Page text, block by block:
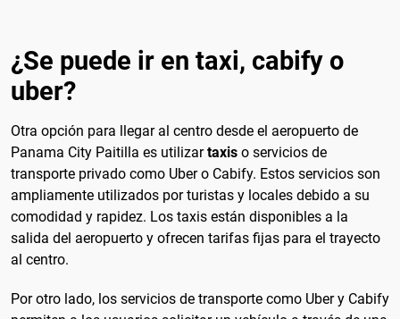
¿Se puede ir en taxi, cabify o
uber?
Otra opción para llegar al centro desde el aeropuerto de
Panama City Paitilla es utilizartaxis o servicios de
transporte privado como Uber o Cabify. Estos servicios son
ampliamente utilizados por turistas y locales debido a su
comodidad y rapidez. Los taxis están disponibles a la
salida del aeropuerto y ofrecen tarifas fijas para el trayecto
al centro.
Por otro lado, los servicios de transporte como Uber y Cabify